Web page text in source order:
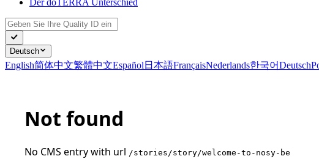
Der doTERRA Unterschied
Deutsch
English简体中文繁體中文Español 日本語FrançaisNederlands한국어Deutsch
Not found
No CMS entry with url /stories/story/welcome-to-nosy-be